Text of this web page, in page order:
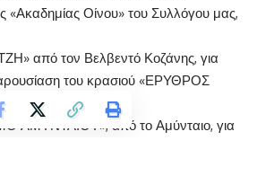
«Ακαδημίας Οίνου» του Συλλόγου μας,
από τον Βελβεντό Κοζάνης, για
του κρασιού «ΕΡΥΘΡΟΣ
ΒΟΓΙΑΤΖΗ 2013».
ΑΜΥΝΤΑΙΟΥ», από το Αμύνταιο, για